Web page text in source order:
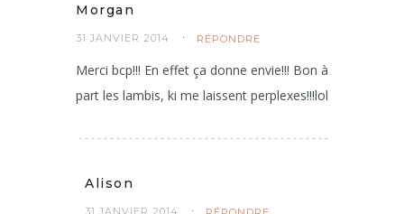
Morgan
31 JANVIER 2014 RÉPONDRE
Merci bcp!!! En effet ça donne envie!!! Bon à
part les lambis, ki me laissent perplexes!!!lol
Alison
31 JANVIER 2014